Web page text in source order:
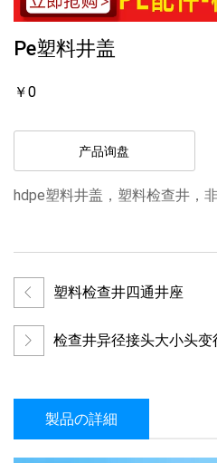
Pe塑料井盖
￥0
产品询盘
hdpe塑料井盖，塑料检查井，
塑料检查井四通井座
检查井异径接头大小头变
製品の詳細